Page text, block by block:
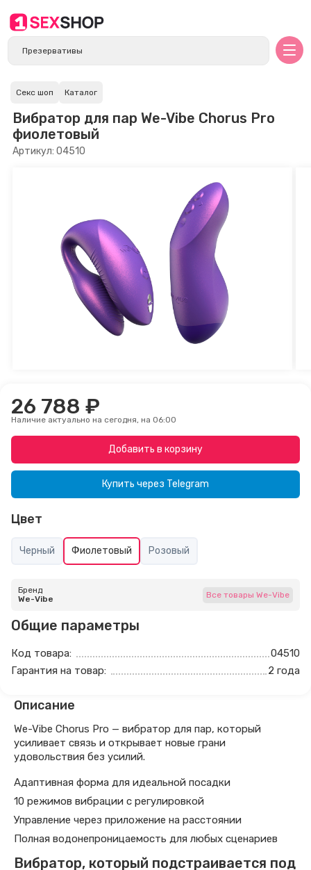
Секс шоп Каталог
Вибратор для пар We-Vibe Chorus Pro
фиолетовый
Артикул: 04510
26 788 ₽
Наличие актуально на сегодня, на 06:00
Добавить в корзину
Купить через Telegram
Цвет
Черный Фиолетовый Розовый
Бренд
We-Vibe
Все товары We-Vibe
Общие параметры
Код товара:
04510
Гарантия на товар:
2 года
Описание
We-Vibe Chorus Pro — вибратор для пар, который
усиливает связь и открывает новые грани
удовольствия без усилий.
Адаптивная форма для идеальной посадки
10 режимов вибрации с регулировкой
Управление через приложение на расстоянии
Полная водонепроницаемость для любых сценариев
Вибратор, который подстраивается под